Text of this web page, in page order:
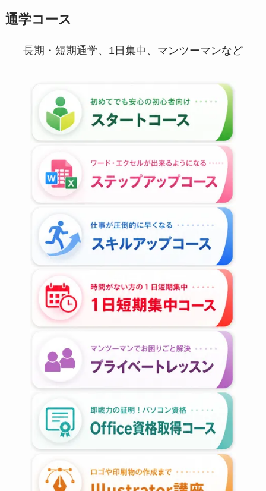
通学コース
長期・短期通学、1日集中、マンツーマンなど